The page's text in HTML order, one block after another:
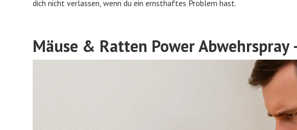
dich nicht verlassen, wenn du ein ernsthaftes Problem hast.
Mäuse & Ratten Power